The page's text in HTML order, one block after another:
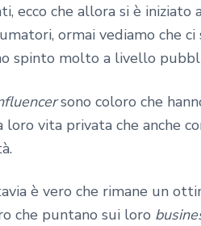
ecco che allora si è iniziato
ormai vediamo che
spinto molto a livello
sono coloro che
loro vita privata che anche
è vero che rimane un
che puntano sui loro